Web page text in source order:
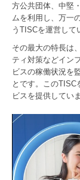
方公共団体、中堅
ムを利用し、万一
うTISCを運営して
その最大の特長は
ティ対策などイン
ビスの稼働状況を
とです。このTISC
ビスを提供していま